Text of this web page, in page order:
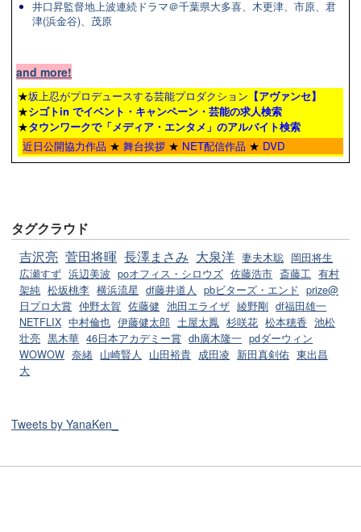
井口昇監督地上波連続ドラマ＠千葉県大多喜、木更津、市原、君
津(浜金谷)、茂原
and more!
★坂上忍がプロデュースする芸能プロダクション 【アヴァンセ】
★シゴトin でイベント・キャンペーン・芸能の求人検索
★タウンワークで「メディア・エンタメ」のアルバイト検索
近日公開協力作品 ★ 舞台挨拶 ★ NET配信作品 ★ DVD
タグクラウド
吉沢亮 菅田将暉 長澤まさみ 大泉洋 妻夫木聡 岡田将生
広瀬すず 浜辺美波 poオフィス・シロウズ 佐藤浩市 斎藤工 有村
架純 松坂桃李 横浜流星 df藤井道人 pbビターズ・エンド prize@
日プロ大賞 仲野太賀 佐藤健 池田エライザ 綾野剛 df福田雄一
NETFLIX 中村倫也 伊藤健太郎 土屋太鳳 杉咲花 松本穂香 池松
壮亮 黒木華 46日本アカデミー賞 dh廣木隆一 pdダーウィン
WOWOW 奈緒 山崎賢人 山田裕貴 成田凌 新田真剣佑 東出昌
大
Tweets by YanaKen_